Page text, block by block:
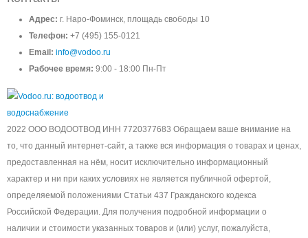
Адрес: г. Наро-Фоминск, площадь свободы 10
Телефон: +7 (495) 155-0121
Email: info@vodoo.ru
Рабочее время: 9:00 - 18:00 Пн-Пт
2022 ООО ВОДООТВОД ИНН 7720377683 Обращаем ваше внимание на
то, что данный интернет-сайт, а также вся информация о товарах и ценах,
предоставленная на нём, носит исключительно информационный
характер и ни при каких условиях не является публичной офертой,
определяемой положениями Статьи 437 Гражданского кодекса
Российской Федерации. Для получения подробной информации о
наличии и стоимости указанных товаров и (или) услуг, пожалуйста,